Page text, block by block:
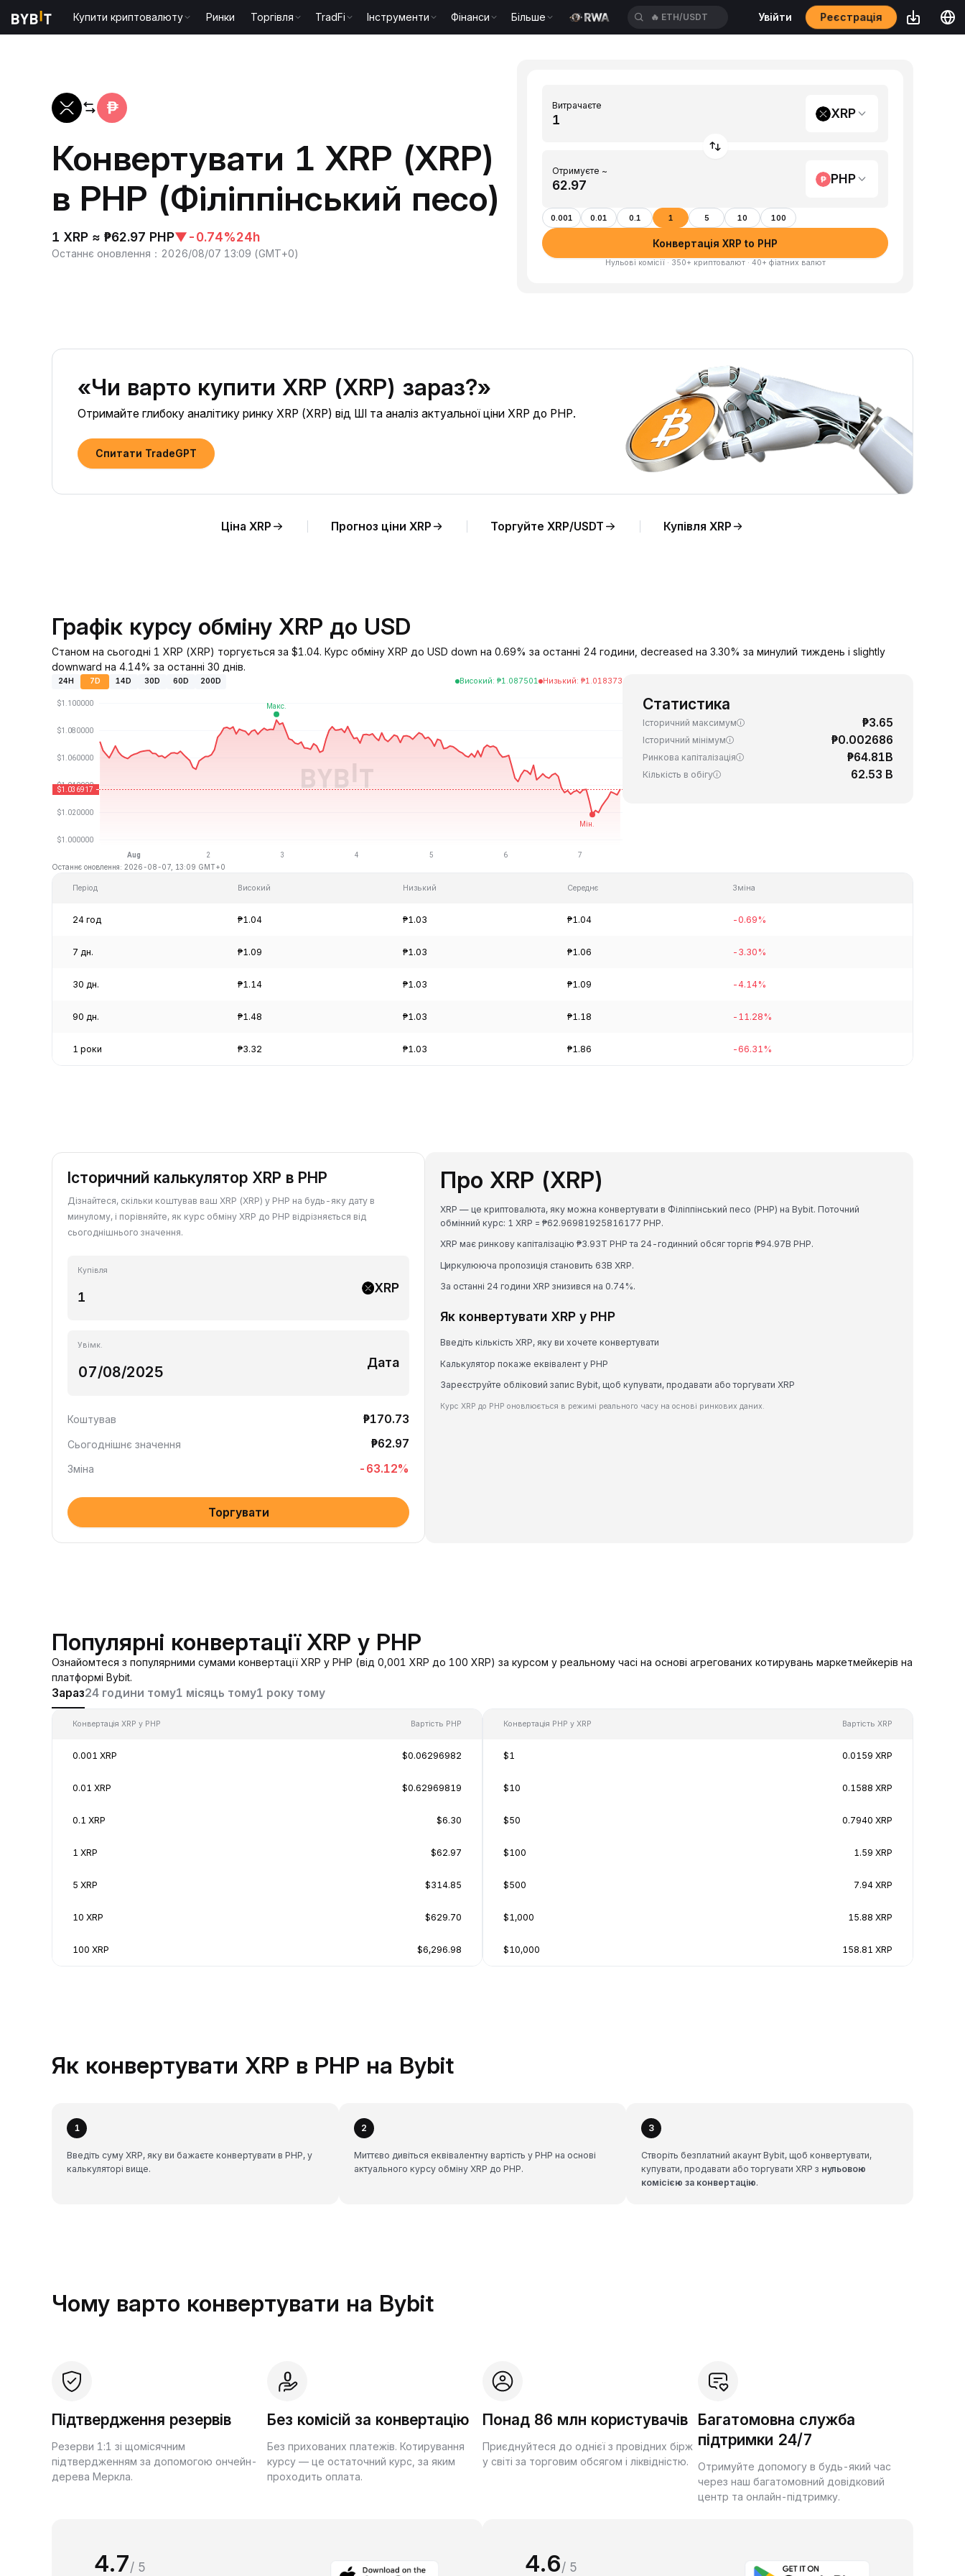
Купити криптовалюту Ринки Торгівля TradFi Інструменти Фінанси Більше 🔥 ETH/USDT Увійти Реєстрація
Конвертувати 1 XRP (XRP)
в PHP (Філіппінський песо)
1 XRP ≈ ₱62.97 PHP▼-0.74%24h
Останнє оновлення ： 2026/08/07 13:09 (GMT+0)
Витрачаєте
XRP
Отримуєте ~
PHP
0.001 0.01 0.1 1 5 10 100
Конвертація XRP to PHP
Нульові комісії · 350+ криптовалют · 40+ фіатних валют
«Чи варто купити XRP (XRP) зараз?»
Отримайте глибоку аналітику ринку XRP (XRP) від ШІ та аналіз актуальної ціни XRP до PHP.
Спитати TradeGPT
Ціна XRP Прогноз ціни XRP Торгуйте XRP/USDT Купівля XRP
Графік курсу обміну XRP до USD
Станом на сьогодні 1 XRP (XRP) торгується за $1.04. Курс обміну XRP до USD down на 0.69% за останні 24 години, decreased на 3.30% за минулий тиждень і slightly
downward на 4.14% за останні 30 днів.
24H 7D 14D 30D 60D 200D Високий: ₱1.087501 Низький: ₱1.018373
Останнє оновлення: 2026-08-07, 13:09 GMT+0
Статистика
Історичний максимум ₱3.65
Історичний мінімум ₱0.002686
Ринкова капіталізація ₱64.81B
Кількість в обігу 62.53 B
Період Високий Низький Середнє Зміна
24 год ₱1.04 ₱1.03 ₱1.04 -0.69%
7 дн. ₱1.09 ₱1.03 ₱1.06 -3.30%
30 дн. ₱1.14 ₱1.03 ₱1.09 -4.14%
90 дн. ₱1.48 ₱1.03 ₱1.18 -11.28%
1 роки ₱3.32 ₱1.03 ₱1.86 -66.31%
Історичний калькулятор XRP в PHP
Дізнайтеся, скільки коштував ваш XRP (XRP) у PHP на будь-яку дату в
минулому, і порівняйте, як курс обміну XRP до PHP відрізняється від
сьогоднішнього значення.
Купівля
XRP
Увімк.
Дата
Коштував ₱170.73
Сьогоднішнє значення ₱62.97
Зміна -63.12%
Торгувати
Про XRP (XRP)
XRP — це криптовалюта, яку можна конвертувати в Філіппінський песо (PHP) на Bybit. Поточний
обмінний курс: 1 XRP = ₱62.96981925816177 PHP.
XRP має ринкову капіталізацію ₱3.93T PHP та 24-годинний обсяг торгів ₱94.97B PHP.
Циркулююча пропозиція становить 63B XRP.
За останні 24 години XRP знизився на 0.74%.
Як конвертувати XRP у PHP
Введіть кількість XRP, яку ви хочете конвертувати
Калькулятор покаже еквівалент у PHP
Зареєструйте обліковий запис Bybit, щоб купувати, продавати або торгувати XRP
Курс XRP до PHP оновлюється в режимі реального часу на основі ринкових даних.
Популярні конвертації XRP у PHP
Ознайомтеся з популярними сумами конвертації XRP у PHP (від 0,001 XRP до 100 XRP) за курсом у реальному часі на основі агрегованих котирувань маркетмейкерів на
платформі Bybit.
Зараз24 години тому1 місяць тому1 року тому
Конвертація XRP у PHP Вартість PHP
0.001 XRP $0.06296982
0.01 XRP $0.62969819
0.1 XRP $6.30
1 XRP $62.97
5 XRP $314.85
10 XRP $629.70
100 XRP $6,296.98
Конвертація PHP у XRP Вартість XRP
$1 0.0159 XRP
$10 0.1588 XRP
$50 0.7940 XRP
$100 1.59 XRP
$500 7.94 XRP
$1,000 15.88 XRP
$10,000 158.81 XRP
Як конвертувати XRP в PHP на Bybit
1
Введіть суму XRP, яку ви бажаєте конвертувати в PHP, у
калькуляторі вище.
2
Миттєво дивіться еквівалентну вартість у PHP на основі
актуального курсу обміну XRP до PHP.
3
Створіть безплатний акаунт Bybit, щоб конвертувати,
купувати, продавати або торгувати XRP з нульовою
комісією за конвертацію.
Чому варто конвертувати на Bybit
Підтвердження резервів
Резерви 1:1 зі щомісячним
підтвердженням за допомогою ончейн-
дерева Меркла.
Без комісій за конвертацію
Без прихованих платежів. Котирування
курсу — це остаточний курс, за яким
проходить оплата.
Понад 86 млн користувачів
Приєднуйтеся до однієї з провідних бірж
у світі за торговим обсягом і ліквідністю.
Багатомовна служба
підтримки 24/7
Отримуйте допомогу в будь-який час
через наш багатомовний довідковий
центр та онлайн-підтримку.
4.7/ 5 4.6/ 5